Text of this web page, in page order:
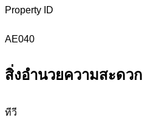
Property ID
AE040
สิ่งอำนวยความสะดวก
ทีวี